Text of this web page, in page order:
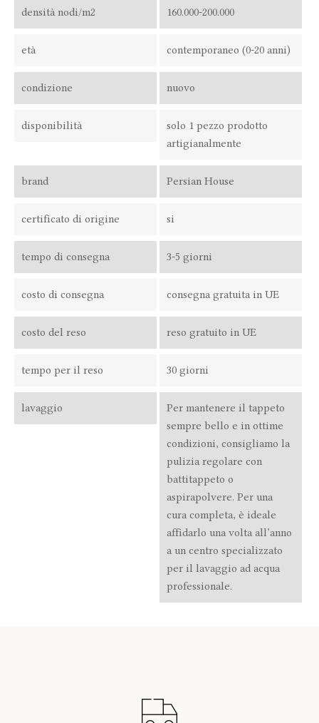
densità nodi/m2 160.000-200.000
età contemporaneo (0-20 anni)
condizione nuovo
disponibilità
solo 1 pezzo prodotto
artigianalmente
brand Persian House
certificato di origine si
tempo di consegna 3-5 giorni
costo di consegna consegna gratuita in UE
costo del reso reso gratuito in UE
tempo per il reso 30 giorni
lavaggio
Per mantenere il tappeto
sempre bello e in ottime
condizioni, consigliamo la
pulizia regolare con
battitappeto o
aspirapolvere. Per una
cura completa, è ideale
affidarlo una volta all’anno
a un centro specializzato
per il lavaggio ad acqua
professionale.